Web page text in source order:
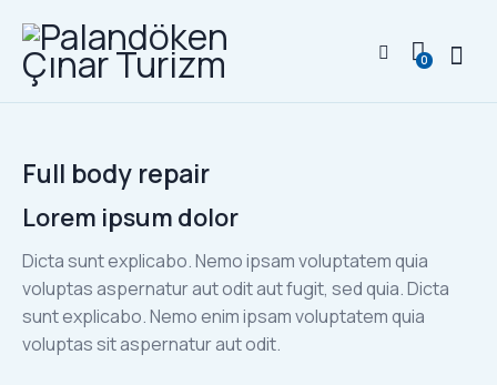
0
Full body repair
Lorem ipsum dolor
Dicta sunt explicabo. Nemo ipsam voluptatem quia
voluptas aspernatur aut odit aut fugit, sed quia. Dicta
sunt explicabo. Nemo enim ipsam voluptatem quia
voluptas sit aspernatur aut odit.